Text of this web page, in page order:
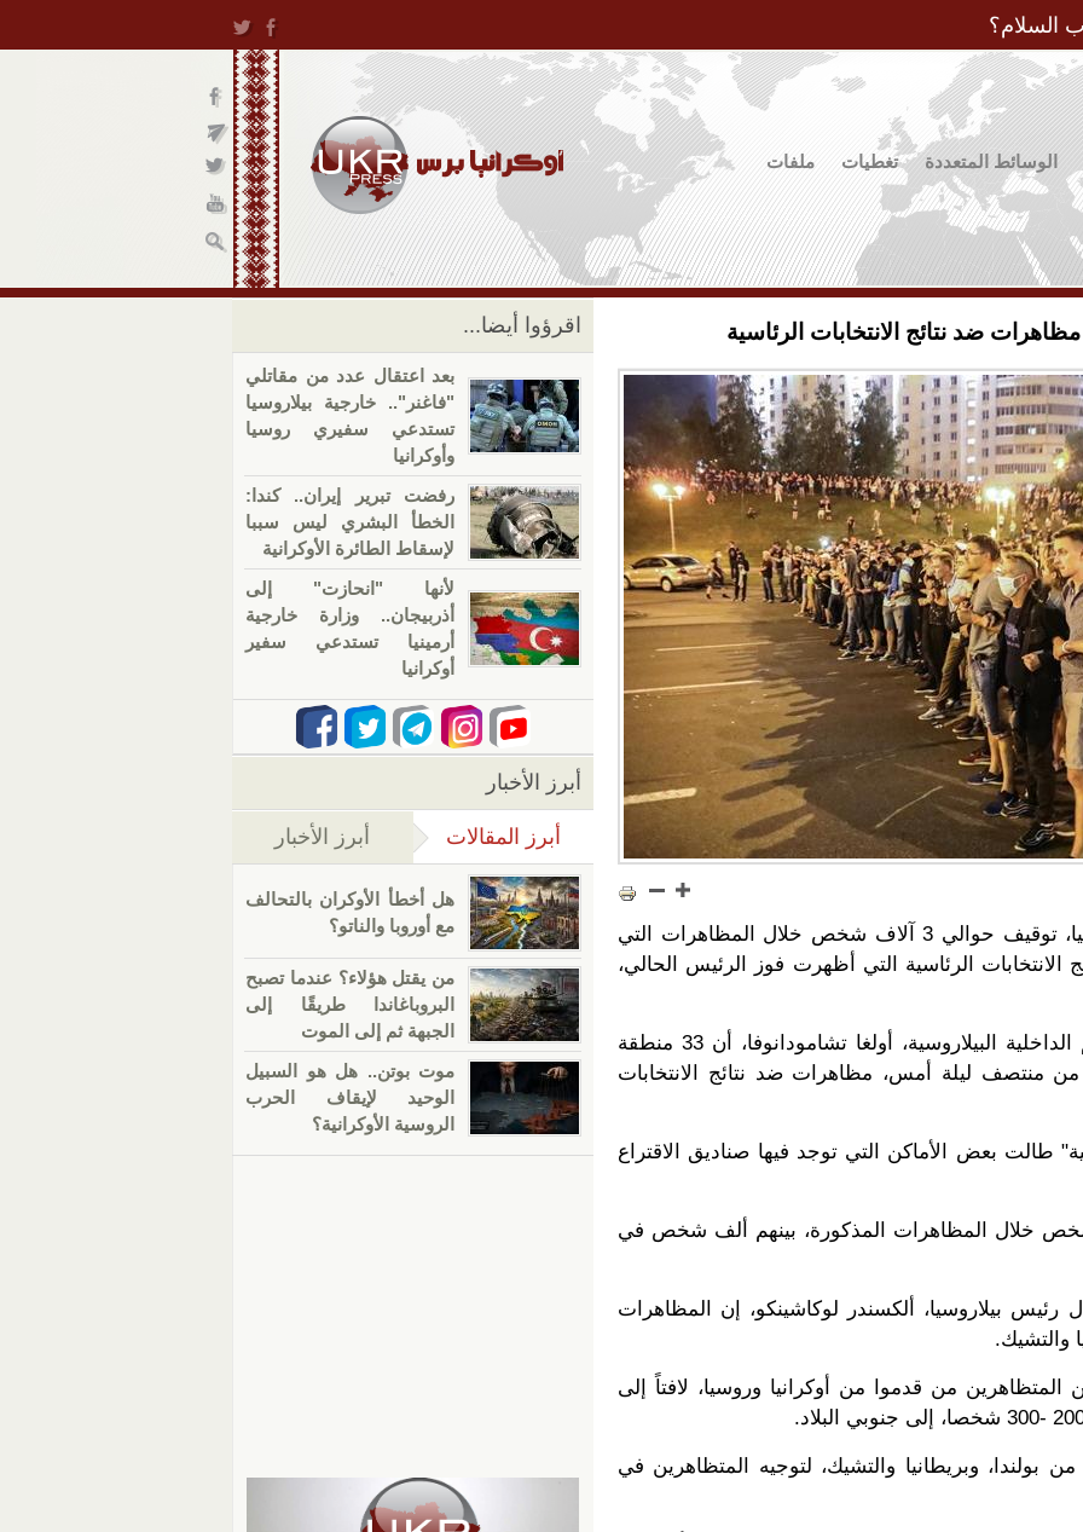
السلام؟
الوسائط المتعددة تغطيات ملفات
أعلنت وزارة الداخلية في بيلاروسيا، توقيف حوالي 3 آلاف شخص خلال المظاهرات التي
الانتخابات الرئاسية التي أظهرت فوز الرئيس الحالي،
وأفاد بيان صادر عن الناطق باسم الداخلية البيلاروسية، أولغا تشامودانوفا، أن 33 منطقة
من منتصف ليلة أمس، مظاهرات ضد نتائج الانتخابات
طالت بعض الأماكن التي توجد فيها صناديق الاقتراع
توقيف قرابة 3 آلاف شخص خلال المظاهرات المذكورة، بينهم ألف شخص في
بيلاروسيا، ألكسندر لوكاشينكو، إن المظاهرات
والتشيك.
من قدموا من أوكرانيا وروسيا، لافتاً إلى
بولندا، وبريطانيا والتشيك، لتوجيه المتظاهرين في
اقرؤوا أيضا...
بعد اعتقال عدد من مقاتلي
"فاغنر".. خارجية بيلاروسيا
تستدعي سفيري روسيا
وأوكرانيا
رفضت تبرير إيران.. كندا:
الخطأ البشري ليس سببا
لإسقاط الطائرة الأوكرانية
لأنها "انحازت" إلى
أذربيجان.. وزارة خارجية
أرمينيا تستدعي سفير
أوكرانيا
أبرز الأخبار
أبرز المقالات (علامة التبويب النشطة)
أبرز الأخبار
هل أخطأ الأوكران بالتحالف
مع أوروبا والناتو؟
من يقتل هؤلاء؟ عندما تصبح
البروباغاندا طريقًا إلى
الجبهة ثم إلى الموت
موت بوتن.. هل هو السبيل
الوحيد لإيقاف الحرب
الروسية الأوكرانية؟